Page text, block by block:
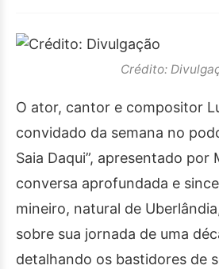
Crédito:
O ator, cantor e compositor
convidado da semana no
Saia Daqui”, apresentado por
conversa aprofundada e
mineiro, natural de
sobre sua jornada de uma
detalhando os bastidores de